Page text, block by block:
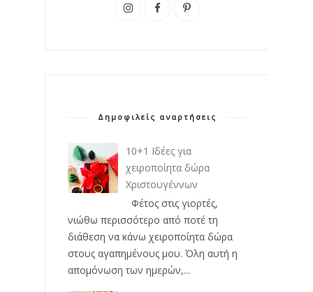
Δημοφιλείς αναρτήσεις
10+1 Ιδέες για
χειροποίητα δώρα
Χριστουγέννων
Φέτος στις γιορτές,
νιώθω περισσότερο από ποτέ τη
διάθεση να κάνω χειροποίητα δώρα
στους αγαπημένους μου. Όλη αυτή η
απομόνωση των ημερών,...